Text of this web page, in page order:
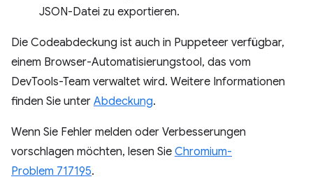
JSON-Datei zu exportieren.
Die Codeabdeckung ist auch in Puppeteer verfügbar,
einem Browser-Automatisierungstool, das vom
DevTools-Team verwaltet wird. Weitere Informationen
finden Sie unter Abdeckung.
Wenn Sie Fehler melden oder Verbesserungen
vorschlagen möchten, lesen Sie Chromium-
Problem 717195.